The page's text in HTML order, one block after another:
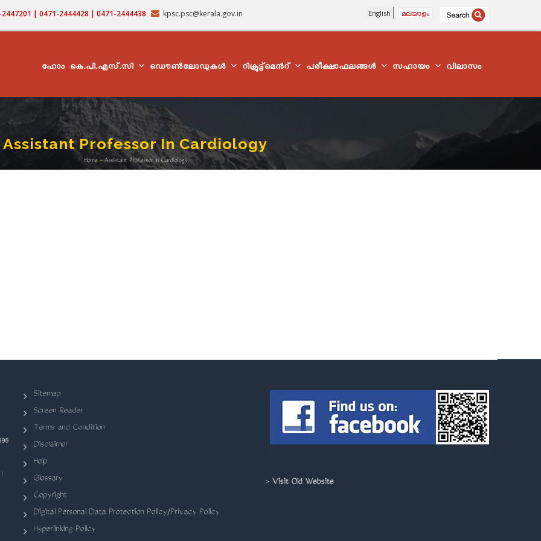
| 0471-2444428 | 0471-2444438 kpsc.psc@kerala.gov.in English മലയാളം
NAVIGATION
ഹോം കെ.പി.എസ്.സി ഡൌൺലോഡുകൾ റിക്രൂട്ട്മെന്‍റ് പരീക്ഷാഫലങ്ങൾ സഹായം വിലാസം
Assistant Professor In Cardiology
Breadcrumb
Home - Assistant Professor In Cardiology
Sitemap
Screen Reader
Terms and Condition
Disclaimer
Help
Glossary
Copyright
Digital Personal Data Protection Policy/Privacy Policy
Hyperlinking Policy
> Visit Old Website